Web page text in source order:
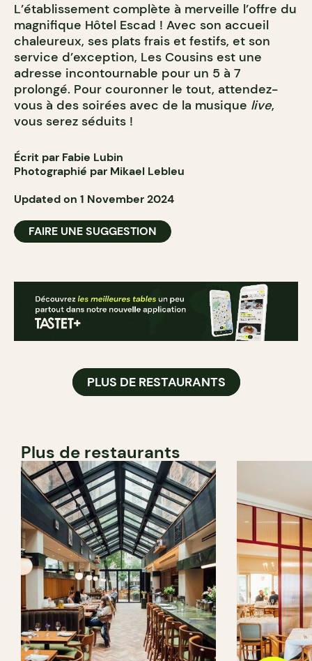
L’établissement complète à merveille l’offre du
magnifique Hôtel Escad ! Avec son accueil
chaleureux, ses plats frais et festifs, et son
service d’exception, Les Cousins est une
adresse incontournable pour un 5 à 7
prolongé. Pour couronner le tout, attendez-
vous à des soirées avec de la musique live,
vous serez séduits !
Écrit par Fabie Lubin
Photographié par Mikael Lebleu
Updated on 1 November 2024
FAIRE UNE SUGGESTION
PLUS DE RESTAURANTS
Plus de restaurants